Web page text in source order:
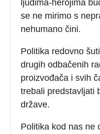
ljudima-herojima
se ne mirimo s
nehumano čini.
Politika redovno
drugih odbačenih
proizvođača i svih
trebali predstavljati
države.
Politika kod nas ne